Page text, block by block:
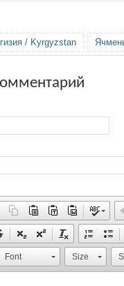
/ Kyrgyzstan
Font Size